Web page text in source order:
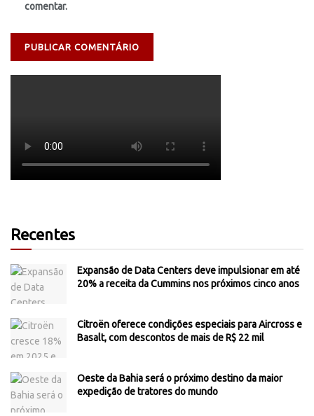
comentar.
Recentes
Expansão de Data Centers deve impulsionar em até
20% a receita da Cummins nos próximos cinco anos
Citroën oferece condições especiais para Aircross e
Basalt, com descontos de mais de R$ 22 mil
Oeste da Bahia será o próximo destino da maior
expedição de tratores do mundo